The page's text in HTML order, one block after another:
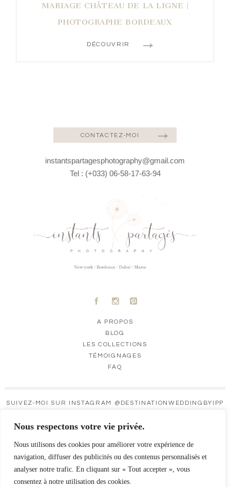
Nous respectons votre vie privée.
Nous utilisons des cookies pour améliorer votre expérience de
navigation, diffuser des publicités ou des contenus personnalisés et
analyser notre trafic. En cliquant sur « Tout accepter », vous
consentez à notre utilisation des cookies.
MARIAGE CHÂTEAU DE LA LIGNE |
PHOTOGRAPHE BORDEAUX
DÉCOUVRIR
CONTACTEZ-MOI
instantspartagesphotography@gmail.com
Tel : (+033) 06-58-17-63-94
A C D
A PROPOS
BLOG
LES COLLECTIONS
TÉMOIGNAGES
FAQ
SUIVEZ-MOI SUR INSTAGRAM @DESTINATIONWEDDINGBYIPP
EDDINGBYIPP
EDDINGBYIPP
EDDINGBYIPP